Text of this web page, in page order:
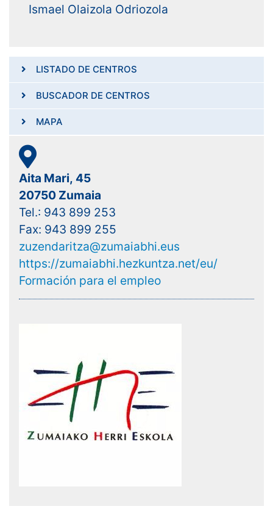
Ismael Olaizola Odriozola
LISTADO DE CENTROS
BUSCADOR DE CENTROS
MAPA
Aita Mari, 45
20750 Zumaia
Tel.: 943 899 253
Fax: 943 899 255
zuzendaritza@zumaiabhi.eus
https://zumaiabhi.hezkuntza.net/eu/
Formación para el empleo